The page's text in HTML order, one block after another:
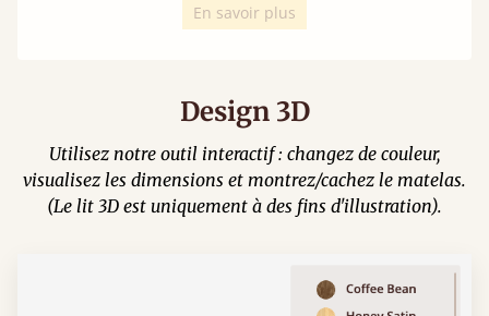
En savoir plus
Design 3D
Utilisez notre outil interactif : changez de couleur,
visualisez les dimensions et montrez/cachez le matelas.
(Le lit 3D est uniquement à des fins d'illustration).